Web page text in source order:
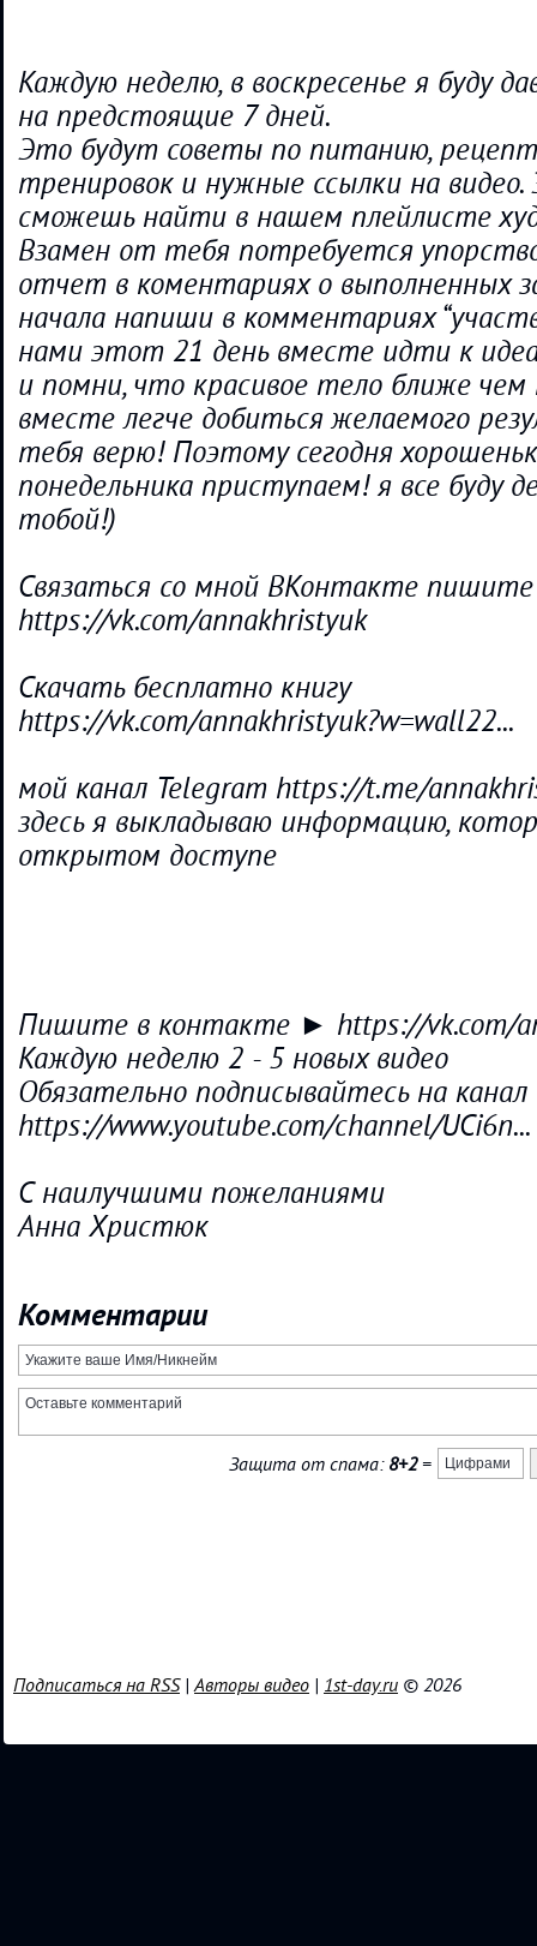
Каждую неделю, в воскресенье я буду
на предстоящие 7 дней.
Это будут советы по питанию,
тренировок и нужные ссылки на
сможешь найти в нашем плейлисте
Взамен от тебя потребуется
отчет в коментариях о выполненных
начала напиши в комментариях
нами этот 21 день вместе идти к
и помни, что красивое тело ближе
вместе легче добиться желаемого
тебя верю! Поэтому сегодня
понедельника приступаем! я все буду
тобой!)
Связаться со мной ВКонтакте пишите
https://vk.com/annakhristyuk
Скачать бесплатно книгу
https://vk.com/annakhristyuk?w=wall22...
мой канал Telegram https://t.me/
здесь я выкладываю информацию,
открытом доступе
Пишите в контакте ► https://vk.com/
Каждую неделю 2 - 5 новых видео
Обязательно подписывайтесь на канал
https://www.youtube.com/channel/UCi6n...
С наилучшими пожеланиями
Анна Христюк
Комментарии
Защита от спама: 8+2=
Подписаться на RSS|Авторы видео | 1st-day.ru © 2026